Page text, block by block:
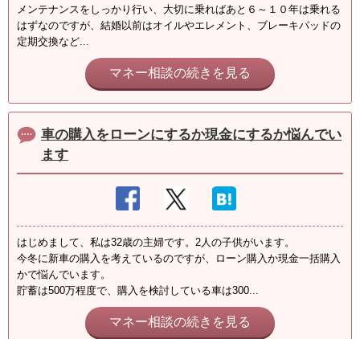
メンテナンスをしっかり行い、大切に乗ればあと６～１０年は乗れる
はずなのですが、結婚以前はオイルやエレメント、ブレーキパッドの
定期交換など...
マネー相談の続きを見る
車の購入をローンにするか現金にするか悩んでい
ます
はじめまして、私は32歳の主婦です。2人の子供がいます。
今冬に新車の購入を考えているのですが、ローン購入か現金一括購入
かで悩んでいます。
貯蓄は500万程度で、購入を検討している車は300...
マネー相談の続きを見る